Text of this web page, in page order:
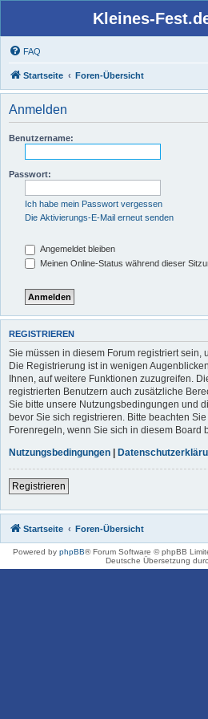
Kleines-
FAQ
Startseite Foren-Übersicht
Anmelden
Benutzername:
Passwort:
Ich habe mein Passwort vergessen
Die Aktivierungs-E-Mail erneut senden
Angemeldet bleiben
Meinen Online-Status während dieser
REGISTRIEREN
Sie müssen in diesem Forum registriert sein,
Die Registrierung ist in wenigen
Ihnen, auf weitere Funktionen zuzugreifen.
registrierten Benutzern auch zusätzliche
Sie bitte unsere Nutzungsbedingungen und
bevor Sie sich registrieren. Bitte beachten
Forenregeln, wenn Sie sich in diesem Board
Nutzungsbedingungen |
Registrieren
Startseite Foren-Übersicht
Powered by phpBB® Forum Software © phpBB
Deutsche Übersetzung